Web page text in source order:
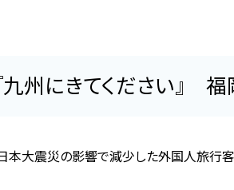
九州にきてください』
本大震災の影響で減少した外国人旅行客